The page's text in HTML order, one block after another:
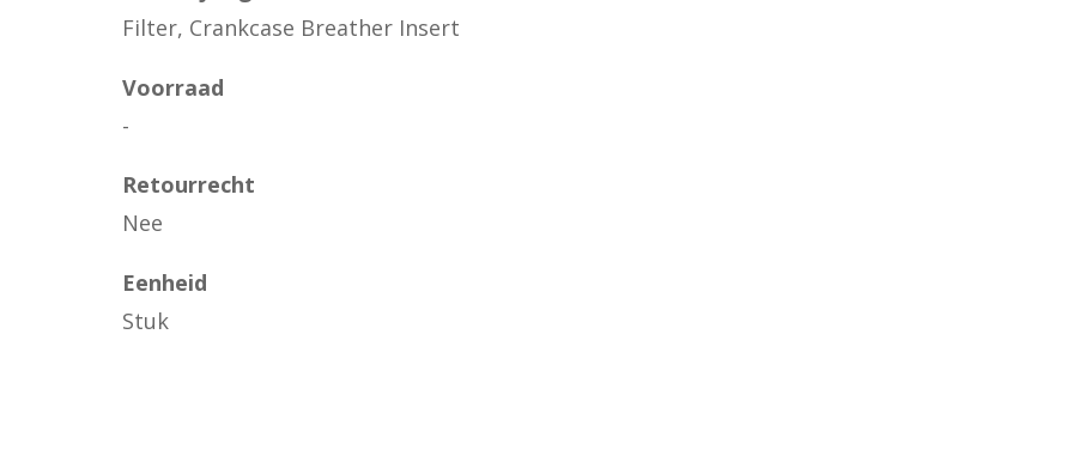
Filter, Crankcase Breather Insert
Voorraad
-
Retourrecht
Nee
Eenheid
Stuk